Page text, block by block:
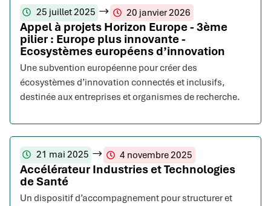
25 juillet 2025 20 janvier 2026
Appel à projets Horizon Europe - 3ème
pilier : Europe plus innovante -
Ecosystèmes européens d’innovation
Une subvention européenne pour créer des
écosystèmes d’innovation connectés et inclusifs,
destinée aux entreprises et organismes de recherche.
21 mai 2025 4 novembre 2025
Accélérateur Industries et Technologies
de Santé
Un dispositif d’accompagnement pour structurer et